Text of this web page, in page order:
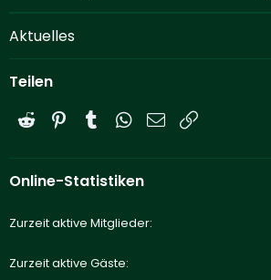
Aktuelles
Teilen
Reddit PinterestTumblrWhatsApp
E-Mail
Online-Statistiken
Zurzeit aktive Mitglieder
Zurzeit aktive Gäste